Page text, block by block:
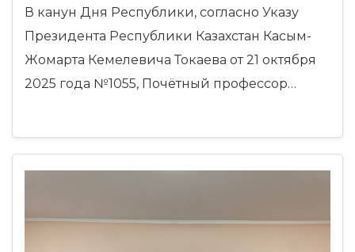
Государственной премии!
В канун Дня Республики, согласно Указу
Президента Республики Казахстан Касым-
Жомарта Кемелевича Токаева от 21 октября
2025 года №1055, Почётный профессор…